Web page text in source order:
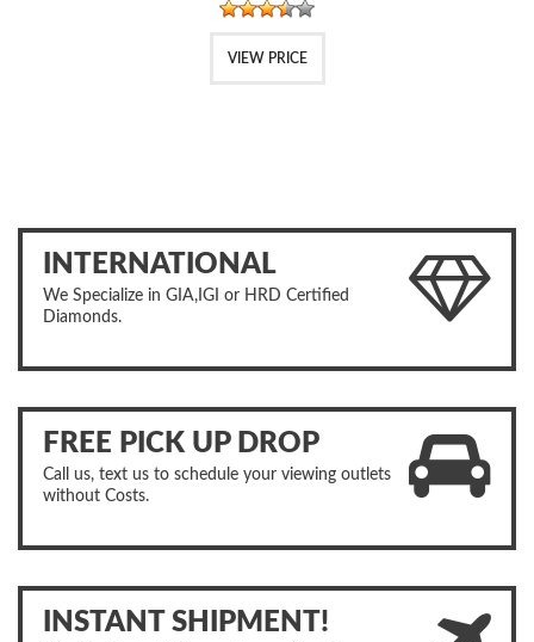
VIEW PRICE
INTERNATIONAL
We Specialize in GIA,IGI or HRD Certified
Diamonds.
FREE PICK UP DROP
Call us, text us to schedule your viewing outlets
without Costs.
INSTANT SHIPMENT!